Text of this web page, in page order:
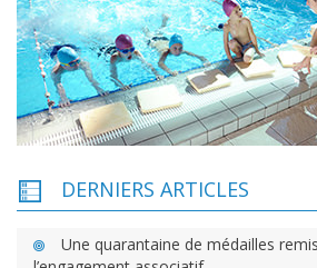
DERNIERS ARTICLES
Une quarantaine de médailles